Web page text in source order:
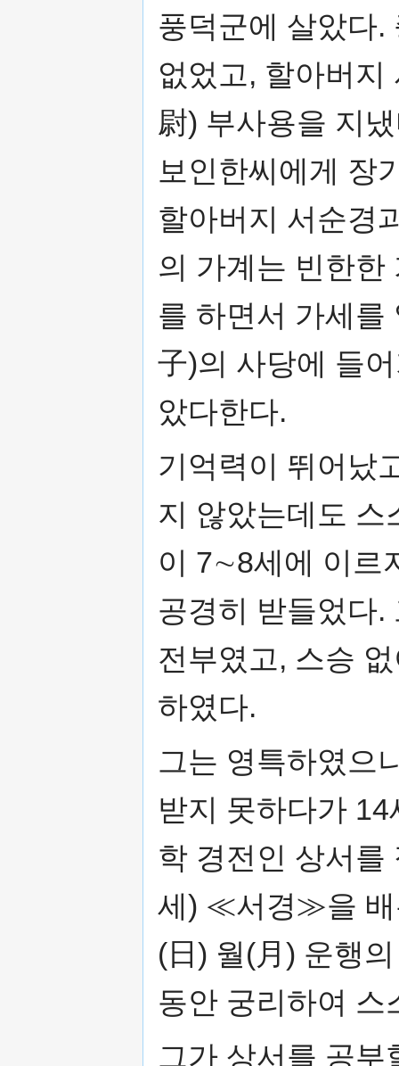
풍덕군에 살았다.
없었고, 할아버지
尉) 부사용을 지
보인한씨에게 장
할아버지 서순경
의 가계는 빈한한
를 하면서 가세를
子)의 사당에 들
았다한다.
기억력이 뛰어났
지 않았는데도 스
이 7∼8세에 이르
공경히 받들었다.
전부였고, 스승
하였다.
그는 영특하였으
받지 못하다가
학 경전인 상서를
세) ≪서경≫을 배
(日) 월(月) 운행
동안 궁리하여 스
그가 상서를 공부